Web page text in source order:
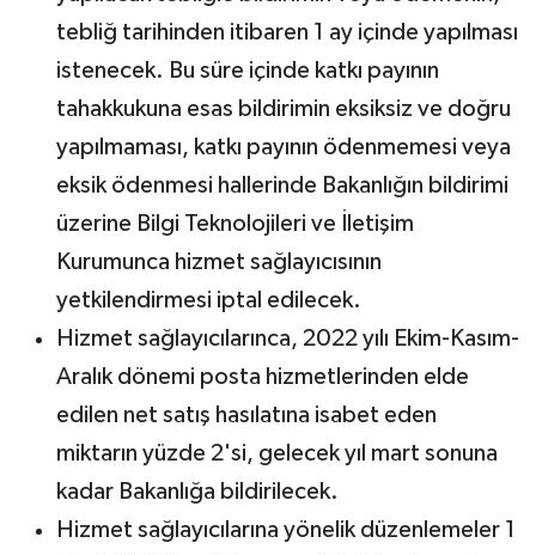
tebliğ tarihinden itibaren 1 ay içinde yapılması
istenecek. Bu süre içinde katkı payının
tahakkukuna esas bildirimin eksiksiz ve doğru
yapılmaması, katkı payının ödenmemesi veya
eksik ödenmesi hallerinde Bakanlığın bildirimi
üzerine Bilgi Teknolojileri ve İletişim
Kurumunca hizmet sağlayıcısının
yetkilendirmesi iptal edilecek.
Hizmet sağlayıcılarınca, 2022 yılı Ekim-Kasım-
Aralık dönemi posta hizmetlerinden elde
edilen net satış hasılatına isabet eden
miktarın yüzde 2'si, gelecek yıl mart sonuna
kadar Bakanlığa bildirilecek.
Hizmet sağlayıcılarına yönelik düzenlemeler 1